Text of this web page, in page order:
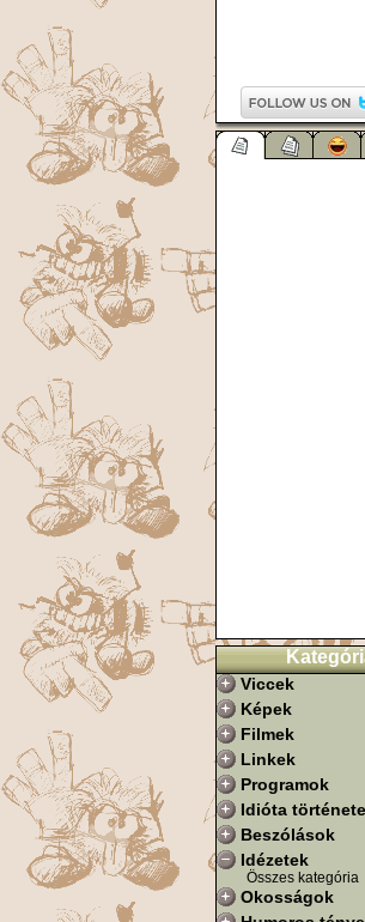
Viccek
Képek
Filmek
Linkek
Programok
Idióta
Beszólások
Idézetek
Összes kategória
Okosságok